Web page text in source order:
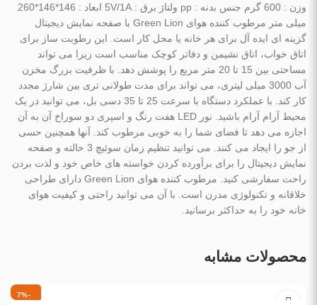
وزن : 600 گرم جنس بدنه : pp ولتاژ برق : 5V/1A ابعاد : 146*146*260
میلی متر مرطوب کننده هوای Green Lion با صفحه نمایش دیجیتال
گزینه ای ایده آل برای هر خانه یا محل کار است. این رطوبت ساز برای
اتاق خواب، اتاق نشیمن و دفاتر کوچک مناسب است زیرا می تواند
مساحتی بین 15 تا 20 متر مربع را پوشش دهد. با ظرفیت بزرگ مخزن
آب 3000 میلی لیتری، می تواند برای مدت طولانی تری بین شارژ مجدد
کار کند. با عملکرد دستگاه با سرعت 25 تا 35 دسی بل، می توانید در یک
محیط آرام آرام باشید. نور LED هفت رنگ و اسپری دو سوراخ آن به آن
اجازه می دهد تا فضای شما را به خوبی مرطوب کند. آنها همچنین حسی
از جو را ایجاد می کنند. می توانید تنظیم زمان سوئیچ 3 حالته و صفحه
نمایش دیجیتال را برای برآورده کردن خواسته های خاص خود و لذت بردن
راحت سفارشی کنید. مرطوب کننده هوای Green Lion دارای طراحی
خلاقانه و تکنولوژی مدرن است. با آن می توانید راحتی و کیفیت هوای
خانه خود را به حداکثر برسانید.
محصولات مشابه
-7%